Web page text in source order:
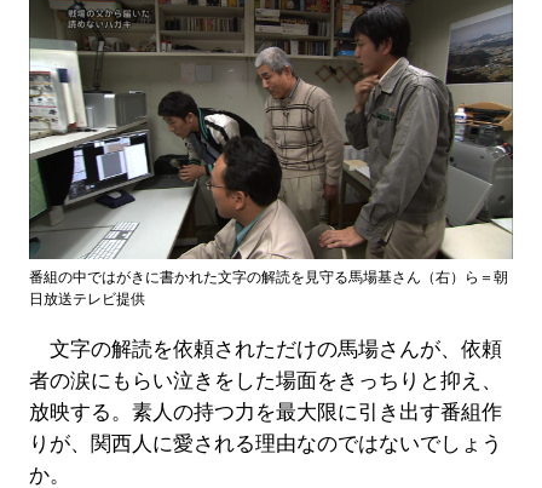
番組の中ではがきに書かれた文字の解読を見守る馬場基さん（右）ら＝朝
日放送テレビ提供
文字の解読を依頼されただけの馬場さんが、依頼
者の涙にもらい泣きをした場面をきっちりと抑え、
放映する。素人の持つ力を最大限に引き出す番組作
りが、関西人に愛される理由なのではないでしょう
か。